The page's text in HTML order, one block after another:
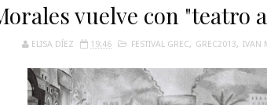
vuelve con "teatro
ELISA DÍEZ 19:46 FESTIVAL GREC, GREC2013, IVAN